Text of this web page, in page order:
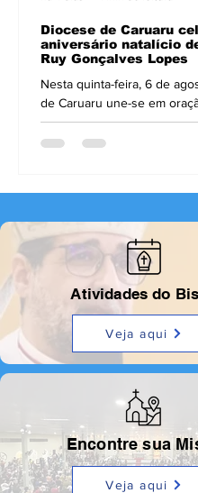
Diocese de Caruaru
aniversário natalício
Ruy Gonçalves Lopes
Nesta quinta-feira, 6 de
de Caruaru une-se em
graças para celebrar o
de seu Bispo Diocesano,
religiosas, seminaristas e
agradecimento pelo dom de
seu dedicado ministério
com espírito de serviço,
pastoral. À frente da
Atividades do
Veja aqui
Encontre sua
Veja aqui